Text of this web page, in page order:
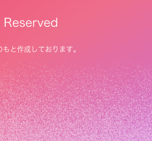
と作成しております。